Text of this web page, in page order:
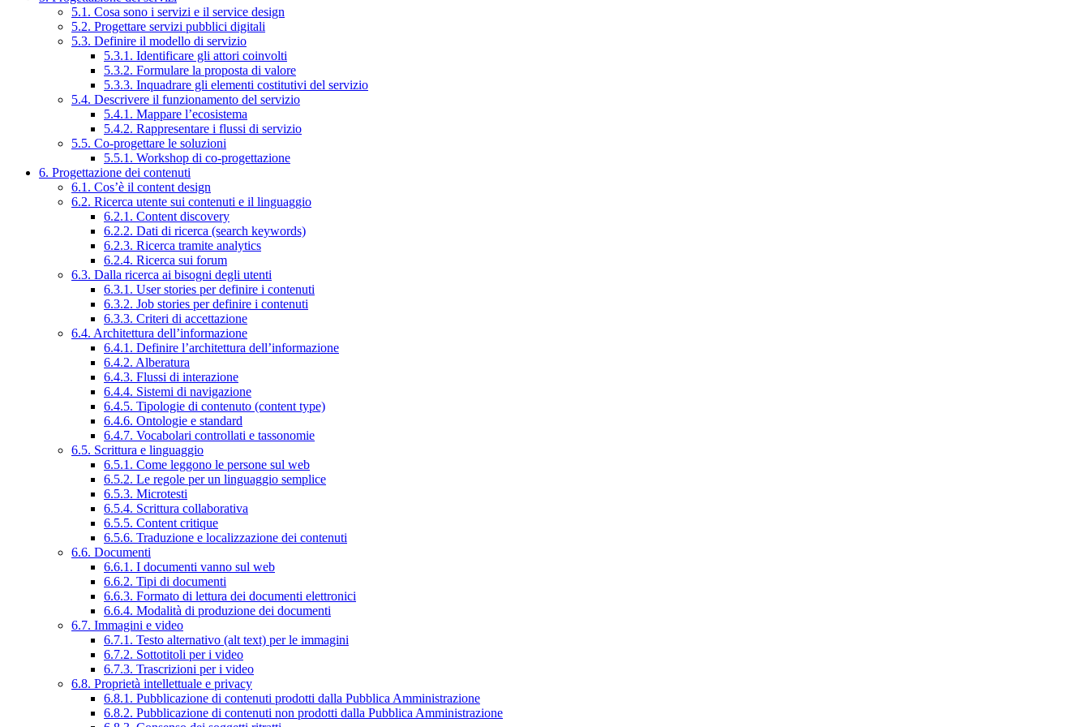
5.1. Cosa sono i servizi e il service design
5.2. Progettare servizi pubblici digitali
5.3. Definire il modello di servizio
5.3.1. Identificare gli attori coinvolti
5.3.2. Formulare la proposta di valore
5.3.3. Inquadrare gli elementi costitutivi del servizio
5.4. Descrivere il funzionamento del servizio
5.4.1. Mappare l’ecosistema
5.4.2. Rappresentare i flussi di servizio
5.5. Co-progettare le soluzioni
5.5.1. Workshop di co-progettazione
6. Progettazione dei contenuti
6.1. Cos’è il content design
6.2. Ricerca utente sui contenuti e il linguaggio
6.2.1. Content discovery
6.2.2. Dati di ricerca (search keywords)
6.2.3. Ricerca tramite analytics
6.2.4. Ricerca sui forum
6.3. Dalla ricerca ai bisogni degli utenti
6.3.1. User stories per definire i contenuti
6.3.2. Job stories per definire i contenuti
6.3.3. Criteri di accettazione
6.4. Architettura dell’informazione
6.4.1. Definire l’architettura dell’informazione
6.4.2. Alberatura
6.4.3. Flussi di interazione
6.4.4. Sistemi di navigazione
6.4.5. Tipologie di contenuto (content type)
6.4.6. Ontologie e standard
6.4.7. Vocabolari controllati e tassonomie
6.5. Scrittura e linguaggio
6.5.1. Come leggono le persone sul web
6.5.2. Le regole per un linguaggio semplice
6.5.3. Microtesti
6.5.4. Scrittura collaborativa
6.5.5. Content critique
6.5.6. Traduzione e localizzazione dei contenuti
6.6. Documenti
6.6.1. I documenti vanno sul web
6.6.2. Tipi di documenti
6.6.3. Formato di lettura dei documenti elettronici
6.6.4. Modalità di produzione dei documenti
6.7. Immagini e video
6.7.1. Testo alternativo (alt text) per le immagini
6.7.2. Sottotitoli per i video
6.7.3. Trascrizioni per i video
6.8. Proprietà intellettuale e privacy
6.8.1. Pubblicazione di contenuti prodotti dalla Pubblica Amministrazione
6.8.2. Pubblicazione di contenuti non prodotti dalla Pubblica Amministrazione